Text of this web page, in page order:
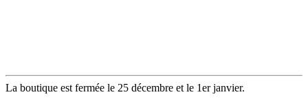
La boutique est fermée le 25 décembre et le 1er janvier.